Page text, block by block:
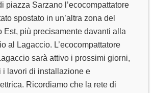
PE GATTI…E
ATRI
piazza Sarzano l’ecocompattatore
spostato in un’altra zona del
Est, più precisamente davanti alla
al Lagaccio. L’ecocompattatore
sarà attivo i prossimi giorni,
i lavori di installazione e
Ricordiamo che la rete di